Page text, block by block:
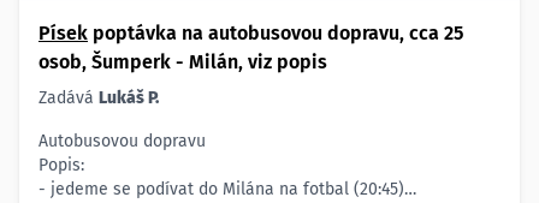
Písek poptávka na autobusovou dopravu, cca 25
osob, Šumperk - Milán, viz popis
Zadává Lukáš P.
Autobusovou dopravu
Popis:
- jedeme se podívat do Milána na fotbal (20:45)